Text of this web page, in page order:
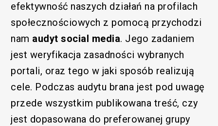
efektywność naszych działań na profilach
społecznościowych z pomocą przychodzi
nam audyt social media. Jego zadaniem
jest weryfikacja zasadności wybranych
portali, oraz tego w jaki sposób realizują
cele. Podczas audytu brana jest pod uwagę
przede wszystkim publikowana treść, czy
jest dopasowana do preferowanej grupy